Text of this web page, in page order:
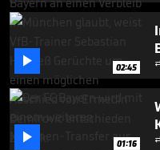
 02:45
 01:16